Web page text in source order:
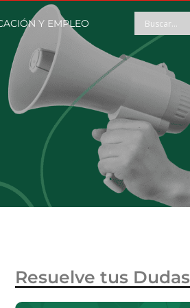
Y EMPLEO
Resuelve tus Dudas